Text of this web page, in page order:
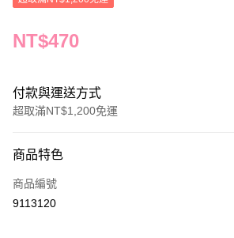
NT$470
付款與運送方式
超取滿NT$1,200免運
信用卡一次付款
信用卡分期付款
商品特色
商品編號
9113120